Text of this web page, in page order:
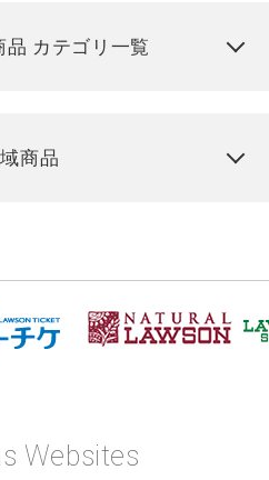
品 カテゴリ一覧
商品
Websites